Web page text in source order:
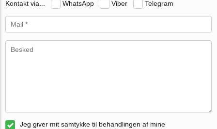
Kontakt via... WhatsApp Viber Telegram
Jeg giver mit samtykke til behandlingen af mine